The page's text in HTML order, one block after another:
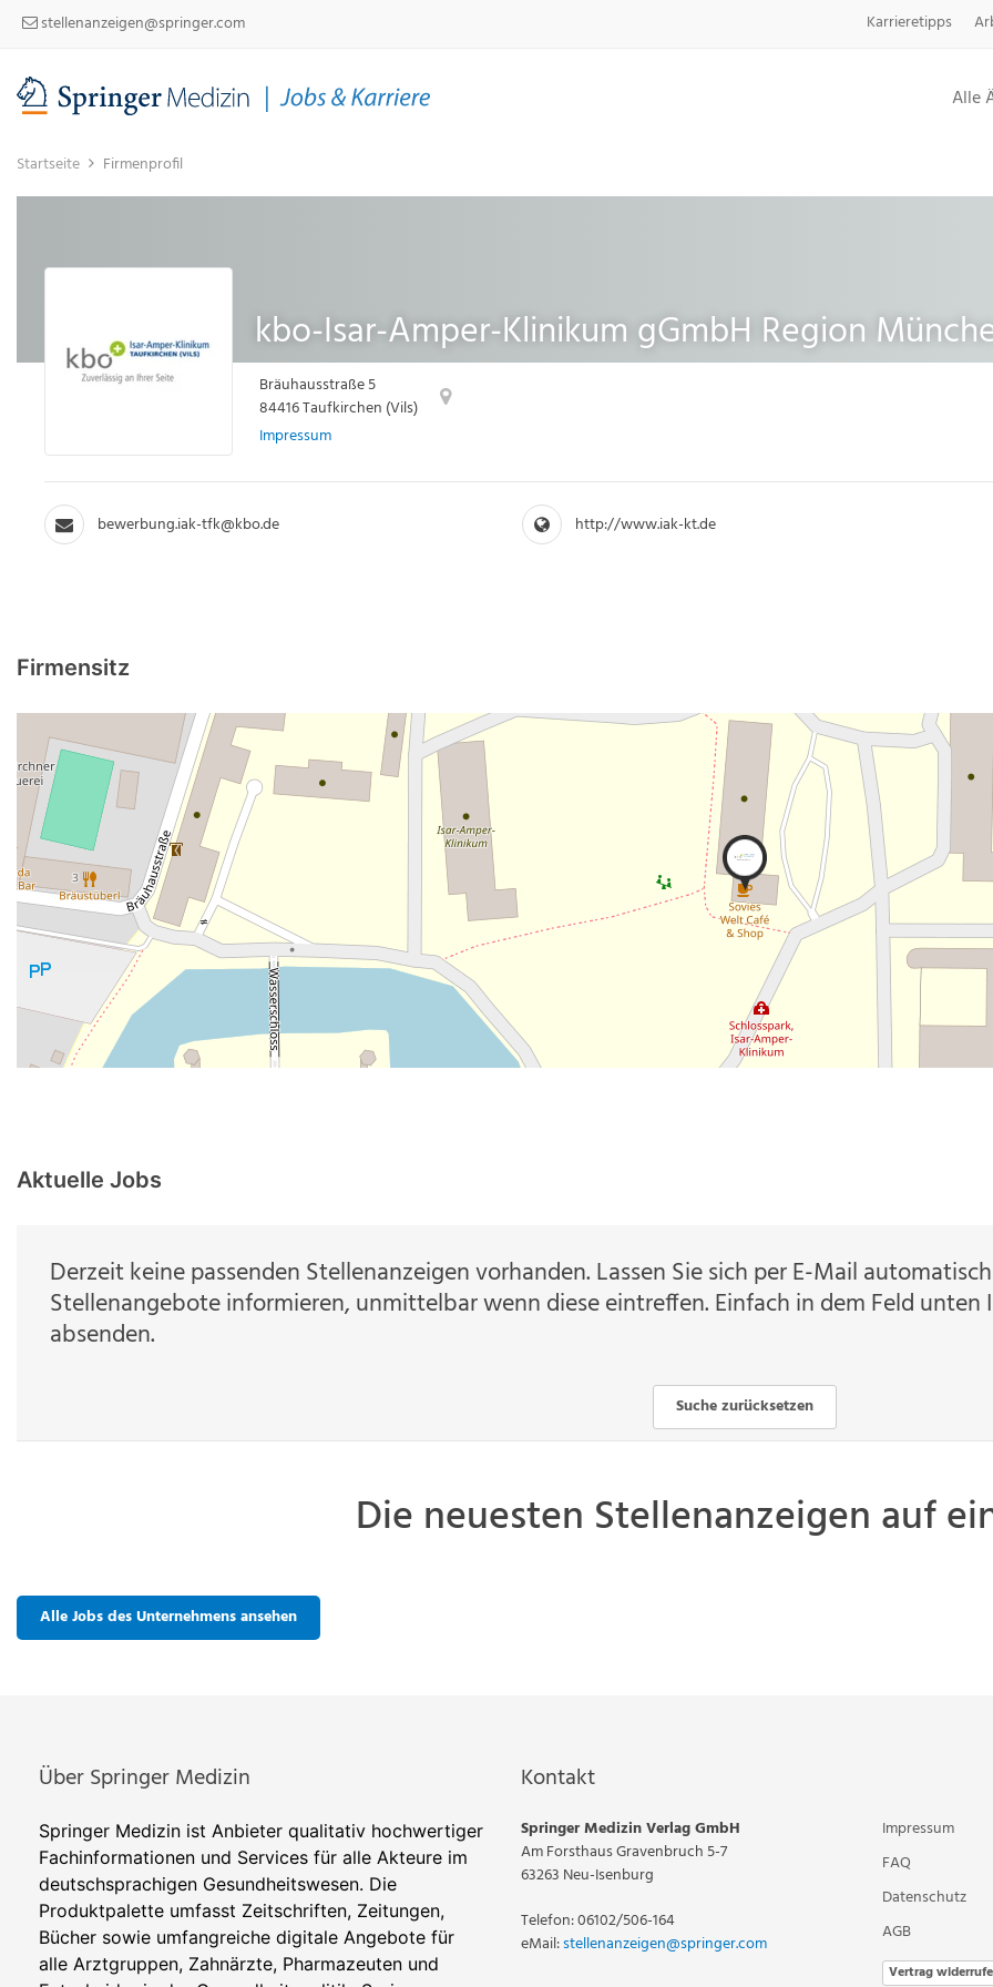
stellenanzeigen@springer.com Karrieretipps
Alle
Startseite Firmenprofil
kbo-Isar-Amper-Klinikum gGmbH Region
Bräuhausstraße 5
84416 Taufkirchen (Vils)
Impressum
bewerbung.iak-tfk@kbo.de http://www.iak-kt.de
Firmensitz
Aktuelle Jobs
Derzeit keine passenden Stellenanzeigen vorhanden. Lassen Sie sich per E-Mail
Stellenangebote informieren, unmittelbar wenn diese eintreffen. Einfach in dem Feld unten
absenden.
Suche zurücksetzen
Die neuesten Stellenanzeigen auf
Alle Jobs des Unternehmens ansehen
Über Springer Medizin
Springer Medizin ist Anbieter qualitativ hochwertiger
Fachinformationen und Services für alle Akteure im
deutschsprachigen Gesundheitswesen. Die
Produktpalette umfasst Zeitschriften, Zeitungen,
Bücher sowie umfangreiche digitale Angebote für
alle Arztgruppen, Zahnärzte, Pharmazeuten und
Kontakt
Springer Medizin Verlag GmbH
Am Forsthaus Gravenbruch 5-7
63263 Neu-Isenburg
Telefon: 06102/506-164
eMail:stellenanzeigen@springer.com
Impressum
FAQ
Datenschutz
AGB
Vertrag